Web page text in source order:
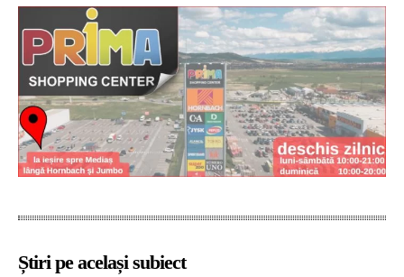
Știri pe același subiect